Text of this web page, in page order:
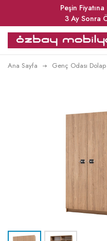
Peşin
3 Ay Sonra
Ana Sayfa Genç Odası Dolap